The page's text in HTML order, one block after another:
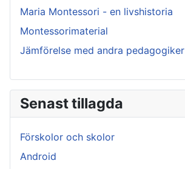
Maria Montessori - en livshistoria
Montessorimaterial
Jämförelse med andra pedagogiker
Senast tillagda
Förskolor och skolor
Android